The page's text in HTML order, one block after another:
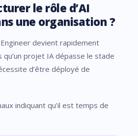
le rôle d’AI
une organisation ?
devient rapidement
qu’un projet IA dépasse le stade
d’être déployé de
indiquant qu’il est temps de